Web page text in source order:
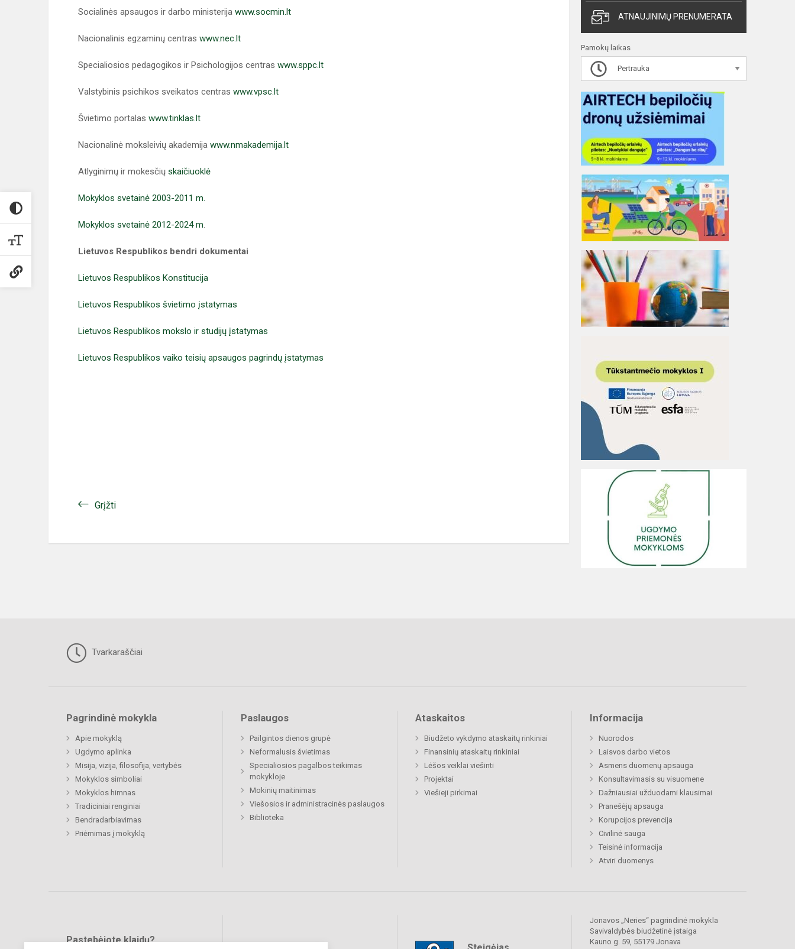
Socialinės apsaugos ir darbo ministerija www.socmin.lt
Nacionalinis egzaminų centras www.nec.lt
Specialiosios pedagogikos ir Psichologijos centras www.sppc.lt
Valstybinis psichikos sveikatos centras www.vpsc.lt
Švietimo portalas www.tinklas.lt
Nacionalinė moksleivių akademija www.nmakademija.lt
Atlyginimų ir mokesčių skaičiuoklė
Mokyklos svetainė 2003-2011 m.
Mokyklos svetainė 2012-2024 m.
Lietuvos Respublikos bendri dokumentai
Lietuvos Respublikos Konstitucija
Lietuvos Respublikos švietimo įstatymas
Lietuvos Respublikos mokslo ir studijų įstatymas
Lietuvos Respublikos vaiko teisių apsaugos pagrindų įstatymas
Grįžti
ATNAUJINIMŲ PRENUMERATA
Pamokų laikas
Pertrauka
Tvarkaraščiai
Pagrindinė mokykla
Apie mokyklą
Ugdymo aplinka
Misija, vizija, filosofija, vertybės
Mokyklos simboliai
Mokyklos himnas
Tradiciniai renginiai
Bendradarbiavimas
Priėmimas į mokyklą
Paslaugos
Pailgintos dienos grupė
Neformalusis švietimas
Specialiosios pagalbos teikimas
mokykloje
Mokinių maitinimas
Viešosios ir administracinės paslaugos
Biblioteka
Ataskaitos
Biudžeto vykdymo ataskaitų rinkiniai
Finansinių ataskaitų rinkiniai
Lėšos veiklai viešinti
Projektai
Viešieji pirkimai
Informacija
Nuorodos
Laisvos darbo vietos
Asmens duomenų apsauga
Konsultavimasis su visuomene
Dažniausiai užduodami klausimai
Pranešėjų apsauga
Korupcijos prevencija
Civilinė sauga
Teisinė informacija
Atviri duomenys
Pastebėjote klaidų?
Jonavos „Neries“ pagrindinė mokykla
Savivaldybės biudžetinė įstaiga
Kauno g. 59, 55179 Jonava